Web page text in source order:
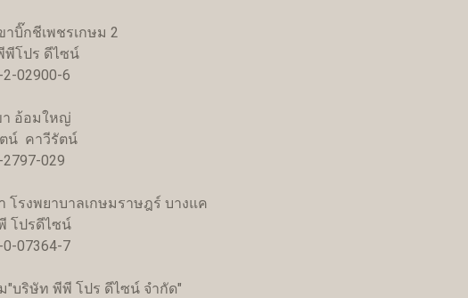
กชีเพชรเกษม 2
ร ดีไซน์
02900-6
อ้อมใหญ่
าวีรัตน์
029
พยาบาลเกษมราษฎร์ บางแค
ดีไซน์
07364-7
"บริษัท พีพี โปร ดีไซน์ จำกัด"